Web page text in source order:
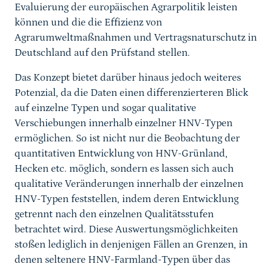
Evaluierung der europäischen Agrarpolitik leisten
können und die die Effizienz von
Agrarumweltmaßnahmen und Vertragsnaturschutz in
Deutschland auf den Prüfstand stellen.
Das Konzept bietet darüber hinaus jedoch weiteres
Potenzial, da die Daten einen differenzierteren Blick
auf einzelne Typen und sogar qualitative
Verschiebungen innerhalb einzelner HNV-Typen
ermöglichen. So ist nicht nur die Beobachtung der
quantitativen Entwicklung von HNV-Grünland,
Hecken etc. möglich, sondern es lassen sich auch
qualitative Veränderungen innerhalb der einzelnen
HNV-Typen feststellen, indem deren Entwicklung
getrennt nach den einzelnen Qualitätsstufen
betrachtet wird. Diese Auswertungsmöglichkeiten
stoßen lediglich in denjenigen Fällen an Grenzen, in
denen seltenere HNV-Farmland-Typen über das